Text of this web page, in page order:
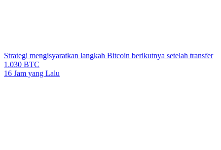
Strategi mengisyaratkan langkah Bitcoin berikutnya setelah transfer
1.030 BTC
16 Jam yang Lalu